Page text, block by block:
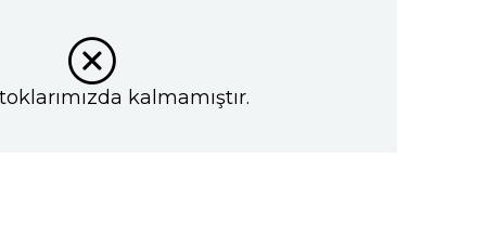
kalmamıştır.